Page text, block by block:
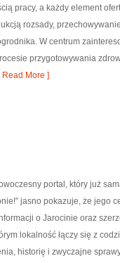
pracy, a każdy element
rozsady,
W centrum
przygotowywania
Read More ]
portal, który już
jasno pokazuje, że jego
o Jarocinie oraz
lokalność łączy się z
historię i zwyczajne